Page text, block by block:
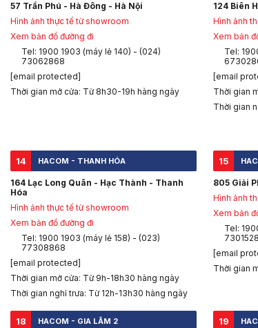
57 Trần Phú - Hà Đông - Hà Nội
Hình ảnh thực tế từ showroom
Xem bản đồ đường đi
Tel: 1900 1903 (máy lẻ 140) - (024)
73062868
[email protected]
Thời gian mở cửa: Từ 8h30-19h hàng ngày
124 Biên
Hình ảnh
Xem bản
Tel:
[email
Thời gian
Thời gian
14 HACOM - THANH HÓA
164 Lạc Long Quân - Hạc Thành - Thanh
Hóa
Hình ảnh thực tế từ showroom
Xem bản đồ đường đi
Tel: 1900 1903 (máy lẻ 158) - (023)
77308868
[email protected]
Thời gian mở cửa: Từ 9h-18h30 hàng ngày
Thời gian nghỉ trưa: Từ 12h-13h30 hàng ngày
15
805 Giải
Hình ảnh
Xem bản
Tel:
[email
Thời gian
18 HACOM - GIA LÂM 2 19